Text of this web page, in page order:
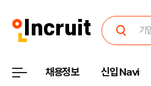
채용정보 신입 Navi